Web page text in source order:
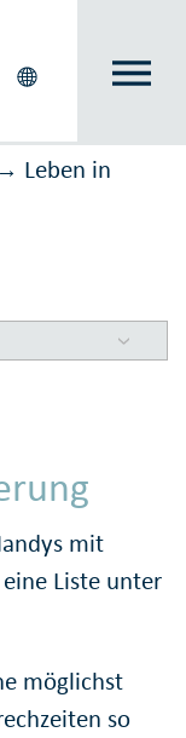
→ Leben in
mit
Liste unter
möglichst
so